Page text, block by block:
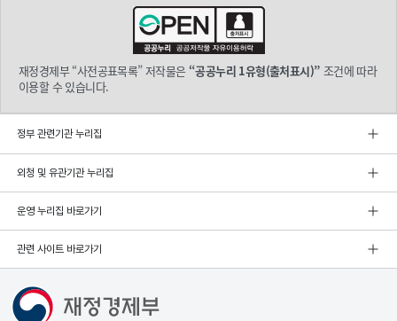
재정경제부 “사전공표목록” 저작물은 “공공누리 1유형(출처표시)” 조건에 따라
이용할 수 있습니다.
정부 관련기관 누리집
외청 및 유관기관 누리집
운영 누리집 바로가기
관련 사이트 바로가기